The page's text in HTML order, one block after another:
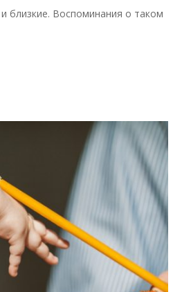
близкие. Воспоминания о таком